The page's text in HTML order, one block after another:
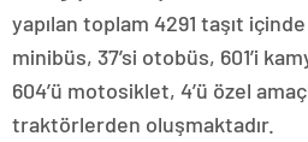
yapılan toplam 4291 taşıt
minibüs, 37’si otobüs, 601’i
604’ü motosiklet, 4’ü özel
traktörlerden oluşmaktadır.